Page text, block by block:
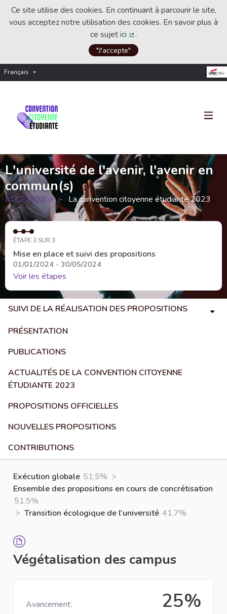
Ce site utilise des cookies. En continuant à parcourir le site,
vous acceptez notre utilisation des cookies. En savoir plus à
ce sujetici
(Lien externe)
.
"J'accepte"
Français Choisir la langue
L'université de l'avenir, l'avenir en
commun(s)
#CCE2023
(Lien externe)
La convention citoyenne étudiante 2023
ÉTAPE 3 SUR 3
Mise en place et suivi des propositions
01/01/2024 - 30/05/2024
Voir les étapes
SUIVI DE LA RÉALISATION DES PROPOSITIONS
PRÉSENTATION
PUBLICATIONS
ACTUALITÉS DE LA CONVENTION CITOYENNE
ÉTUDIANTE 2023
PROPOSITIONS OFFICIELLES
NOUVELLES PROPOSITIONS
CONTRIBUTIONS
Exécution globale 51,5% >
Ensemble des propositions en cours de concrétisation
51,5%
> Transition écologique de l'université 41,7%
Végétalisation des campus
Avancement: 25%